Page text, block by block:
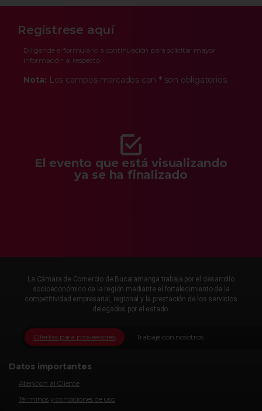
Regístrese aquí
Diligencie el formulario a continuación para solicitar mayor
información al respecto
Nota: Los campos marcados con *son obligatorios.
El evento que está visualizando
ya se ha finalizado
La Cámara de Comercio de Bucaramanga trabaja por el desarrollo
socioeconómico de la región mediante el fortalecimiento de la
competitividad empresarial, regional y la prestación de los servicios
delegados por el estado.
Trabaje con nosotros
Ofertas para proveedores
Datos importantes
Atencion al Cliente
Términos y condiciones de uso